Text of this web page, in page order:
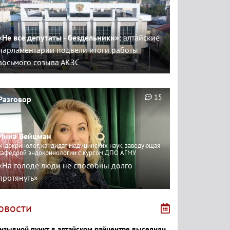
все депутаты - бездельники»:алтайские
подвели итоги работы
созыва АКЗС
Вейцман
кандидат медицинских наук, заведующая
эндокринологии с курсом ДПО АГМУ
голоде люди не способны долго
15